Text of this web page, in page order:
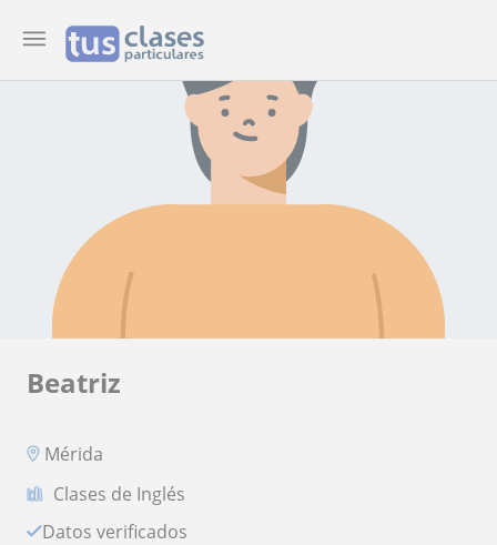
Beatriz
Mérida
Clases de Inglés
Datos verificados